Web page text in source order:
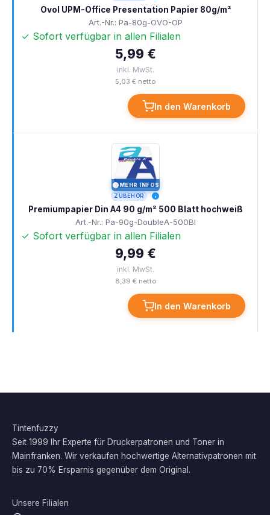
Ovol UPM-Office Presentation Papier 80g/m²
Art.-Nr.: Pa-80g-OVO-OP
✓ Sofort verfügbar in allen Filialen
5,99 €
inkl. MwSt.
5,03 € netto
In den Warenkorb
MEHR INFOS
ZUBEHÖR
Premiumpapier Din A4 90 g/m² 500 Blatt hochweiß
Art.-Nr.: Pa-90g-DoubleA-500Bl
✓ Sofort verfügbar in allen Filialen
9,99 €
inkl. MwSt.
8,39 € netto
In den Warenkorb
Tintenfuzzy
Seit 1999 Ihr Experte für Druckerpatronen und Toner in
Mainfranken. Wir verkaufen hochwertige Alternativpatronen mit
bis zu 70% Ersparnis gegenüber dem Original.
Unsere Filialen